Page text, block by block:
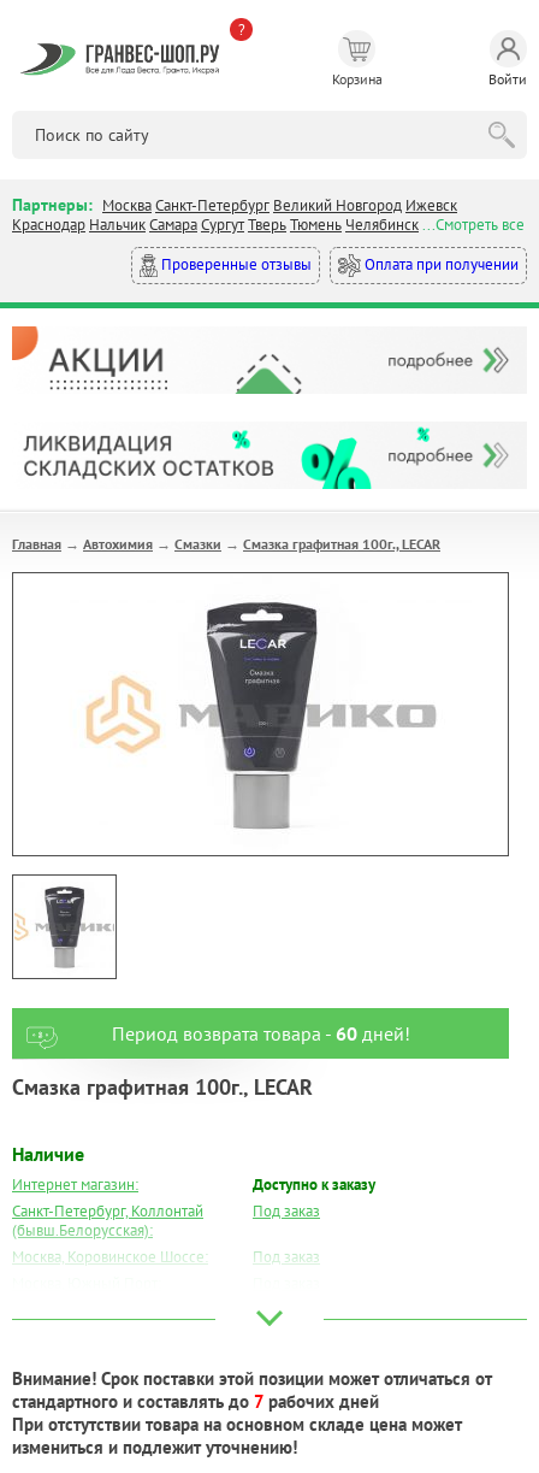
?
Корзина Войти
Партнеры: МоскваСанкт-Петербург Великий Новгород Ижевск
Краснодар НальчикСамараСургутТверьТюмень Челябинск...Смотреть все
Проверенные отзывы
Оплата при получении
Главная → Автохимия → Смазки → Смазка графитная 100г., LECAR
Период возврата товара - 60дней!
Смазка графитная 100г., LECAR
Наличие
Интернет магазин:
Доступно к заказу
Санкт-Петербург, Коллонтай
(бывш.Белорусская):
Под заказ
Москва, Коровинское Шоссе:
Под заказ
Под заказ
Самара:
Под заказ
Тверь:
Под заказ
Тюмень:
Под заказ
Внимание! Срок поставки этой позиции может отличаться от
стандартного и составлять до 7 рабочих дней
При отстутствии товара на основном складе цена может
измениться и подлежит уточнению!